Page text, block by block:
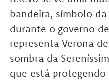
bandeira, símbolo
durante o governo
representa Verona
sombra da
que está